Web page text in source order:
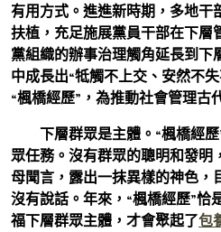
有用方式。進進新時期，多地干
扶植，充足施展黨員干部在下層
黨組織的辦事治理觸角延長到下
中成長出“牴觸不上交、安然不
“楓橋經歷”，為推動社會管理古
下層群眾是主體。“楓橋經
眾任務。沒有群眾的聰明和發明
母聞言，露出一抹異樣的神色，
沒有說話。年來，“楓橋經歷”恰
福下層群眾主體，才會聚起了包